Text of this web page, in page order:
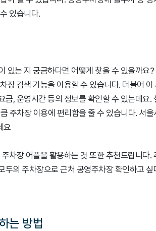
있습니다.
있는 지 궁금하다면 어떻게 찾을 수 있을까요
장 검색 기능을 이용할 수 있습니다. 더불어 이
, 운영시간 등의 정보를 확인할 수 있는데요.
주차장 이용에 편리함을 줄 수 있습니다. 서울
요
차장 어플을 활용하는 것 또한 추천드립니다.
두의 주차장으로 근처 공영주차장 확인하고
는 방법